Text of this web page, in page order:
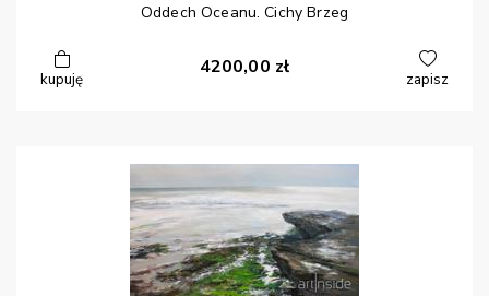
Oddech Oceanu. Cichy Brzeg
kupuję
4200,00 zł
zapisz